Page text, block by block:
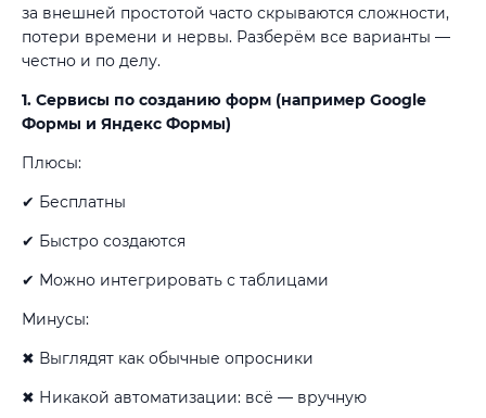
за внешней простотой часто скрываются сложности,
потери времени и нервы. Разберём все варианты —
честно и по делу.
1. Сервисы по созданию форм (например Google
Формы и Яндекс Формы)
Плюсы:
✔ Бесплатны
✔ Быстро создаются
✔ Можно интегрировать с таблицами
Минусы:
✖ Выглядят как обычные опросники
✖ Никакой автоматизации: всё — вручную